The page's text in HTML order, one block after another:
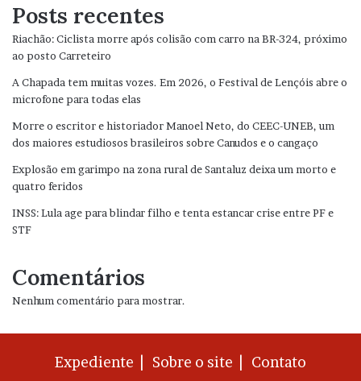
Posts recentes
Riachão: Ciclista morre após colisão com carro na BR-324, próximo
ao posto Carreteiro
A Chapada tem muitas vozes. Em 2026, o Festival de Lençóis abre o
microfone para todas elas
Morre o escritor e historiador Manoel Neto, do CEEC-UNEB, um
dos maiores estudiosos brasileiros sobre Canudos e o cangaço
Explosão em garimpo na zona rural de Santaluz deixa um morto e
quatro feridos
INSS: Lula age para blindar filho e tenta estancar crise entre PF e
STF
Comentários
Nenhum comentário para mostrar.
Expediente | Sobre o site | Contato